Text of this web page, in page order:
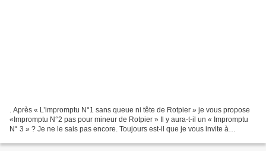
. Après « L’impromptu N°1 sans queue ni tête de Rotpier » je vous propose
«Impromptu N°2 pas pour mineur de Rotpier » Il y aura-t-il un « Impromptu
N° 3 » ? Je ne le sais pas encore. Toujours est-il que je vous invite à